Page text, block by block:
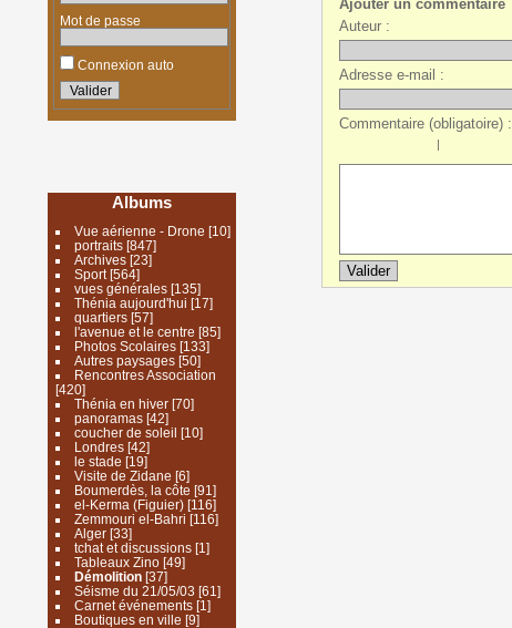
Mot de passe
Connexion auto
Albums
Vue aérienne - Drone [10]
portraits[847]
Archives [23]
Sport[564]
vues générales[135]
Thénia aujourd'hui [17]
quartiers[57]
l'avenue et le centre [85]
Photos Scolaires[133]
Autres paysages[50]
Rencontres Association
[420]
Thénia en hiver[70]
panoramas[42]
coucher de soleil [10]
Londres[42]
le stade [19]
Visite de Zidane [6]
Boumerdès, la côte [91]
el-Kerma (Figuier)[116]
Zemmouri el-Bahri [116]
Alger[33]
tchat et discussions[1]
Tableaux Zino[49]
Démolition[37]
Séisme du 21/05/03 [61]
Carnet événements[1]
Boutiques en ville [9]
Ajouter un commentaire
Auteur :
Adresse e-mail :
Commentaire (obligatoire) :
|